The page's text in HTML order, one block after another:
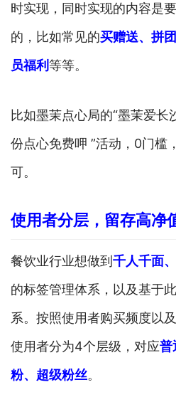
时实现，同时实现的内容是
的，比如常见的买赠送、拼
员福利等等。
比如墨茉点心局的“墨茉爱
份点心免费呷 ”活动，0门槛
可。
使用者分层，留存高净
餐饮业行业想做到 千人千面
的标签管理体系，以及基于
系。按照使用者购买频度以
使用者分为4个层级，对应普
粉、超级粉丝。